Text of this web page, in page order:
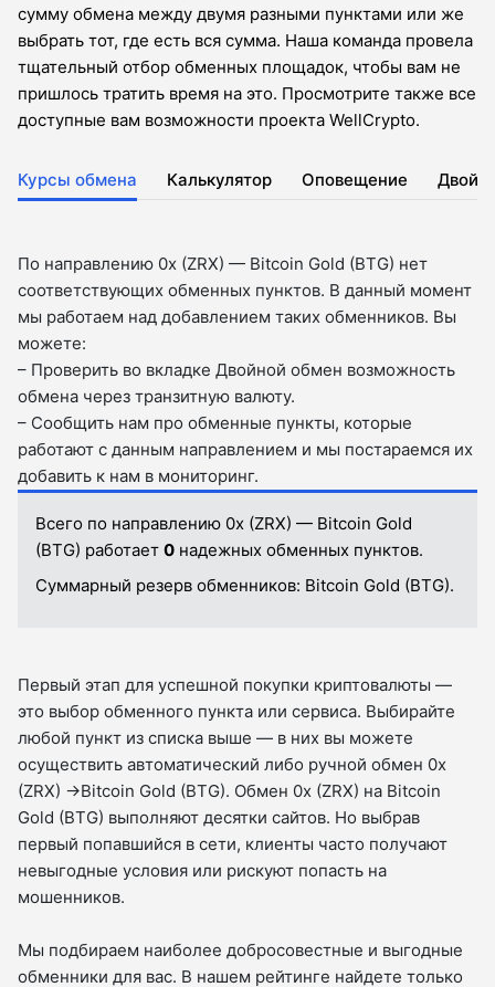
сумму обмена между двумя разными пунктами или же
выбрать тот, где есть вся сумма. Наша команда провела
тщательный отбор обменных площадок, чтобы вам не
пришлось тратить время на это. Просмотрите также все
доступные вам возможности проекта WellCrypto.
Курсы обмена Калькулятор Оповещение
По направлению 0x (ZRX) — Bitcoin Gold (BTG) нет
соответствующих обменных пунктов. В данный момент
мы работаем над добавлением таких обменников. Вы
можете:
– Проверить во вкладкe Двойной обмен возможность
обмена через транзитную валюту.
– Сообщить нам про обменные пункты, которые
работают с данным направлением и мы постараемся их
добавить к нам в мониторинг.
Всего по направлению 0x (ZRX) — Bitcoin Gold
(BTG) работает 0 надежных обменных пунктов.
Суммарный резерв обменников: Bitcoin Gold (BTG).
Первый этап для успешной покупки криптовалюты —
это выбор обменного пункта или сервиса. Выбирайте
любой пункт из списка выше — в них вы можете
осуществить автоматический либо ручной обмен 0x
(ZRX) →Bitcoin Gold (BTG). Обмен 0x (ZRX) на Bitcoin
Gold (BTG) выполняют десятки сайтов. Но выбрав
первый попавшийся в сети, клиенты часто получают
невыгодные условия или рискуют попасть на
мошенников.
Мы подбираем наиболее добросовестные и выгодные
обменники для вас. В нашем рейтинге найдете только